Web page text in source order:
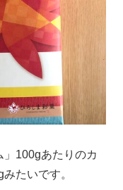
100gあたりのカ
たいです。